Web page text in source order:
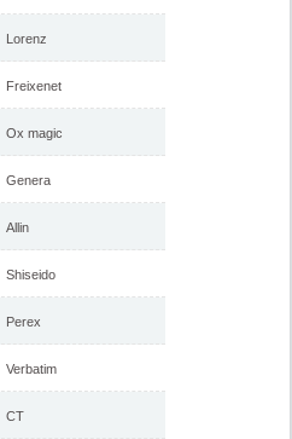
Lorenz
Freixenet
Ox magic
Genera
Allin
Shiseido
Perex
Verbatim
CT